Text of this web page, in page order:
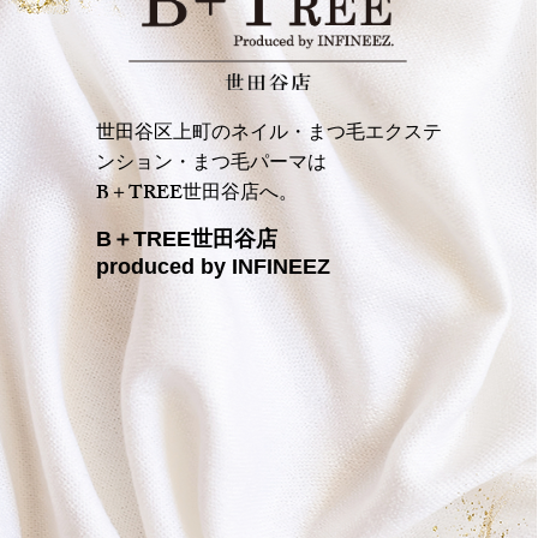
世田谷区上町のネイル・まつ毛エクステ
ンション・まつ毛パーマは
B＋TREE世田谷店へ。
B＋TREE世田谷店
produced by INFINEEZ